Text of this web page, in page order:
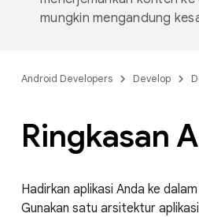
mungkin mengandung
Android Developers Develop
Ringkasan
Hadirkan aplikasi Anda ke
Gunakan satu arsitektur